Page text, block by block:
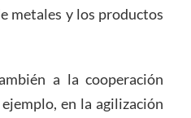
metales y los productos
a la cooperación
en la agilización